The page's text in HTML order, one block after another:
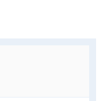
トがやっていた
小回りもきいて運
空間は同クラス